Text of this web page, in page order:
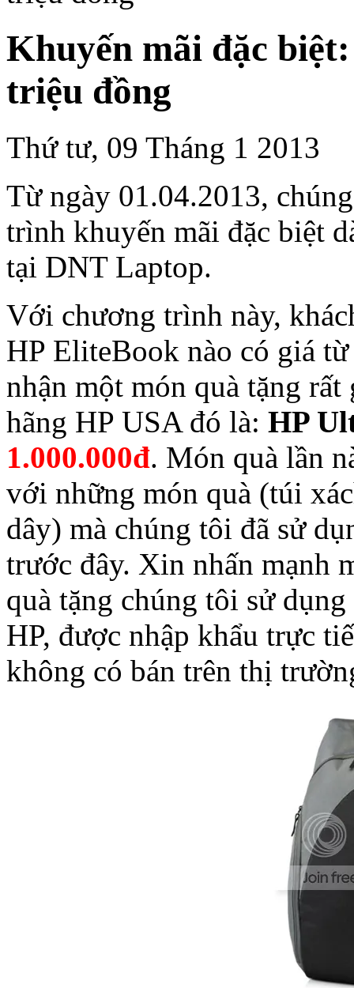
Khuyến mãi đặc
triệu đồng
Thứ tư, 09 Tháng 1 2013
Từ ngày 01.04.2013,
trình khuyến mãi đặc biệt
tại DNT Laptop.
Với chương trình này,
HP EliteBook nào có giá
nhận một món quà tặng
hãng HP USA đó là: HP
1.000.000đ. Món quà lần
với những món quà (túi
dây) mà chúng tôi đã sử
trước đây. Xin nhấn mạnh
quà tặng chúng tôi sử
HP, được nhập khẩu trực
không có bán trên thị